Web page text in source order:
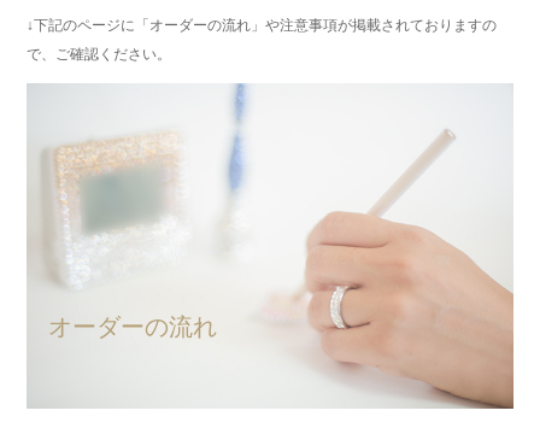
↓下記のページに「オーダーの流れ」や注意事項が掲載されておりますの
で、ご確認ください。
オーダーの流れ